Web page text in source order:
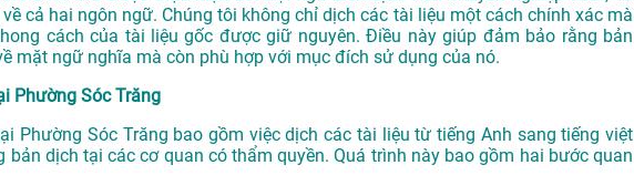
cả hai ngôn ngữ. Chúng tôi không chỉ dịch các tài liệu một cách chính xác mà
cách của tài liệu gốc được giữ nguyên. Điều này giúp đảm bảo rằng bản
mặt ngữ nghĩa mà còn phù hợp với mục đích sử dụng của nó.
Phường Sóc Trăng
Phường Sóc Trăng bao gồm việc dịch các tài liệu từ tiếng Anh sang tiếng việt
bản dịch tại các cơ quan có thẩm quyền. Quá trình này bao gồm hai bước quan